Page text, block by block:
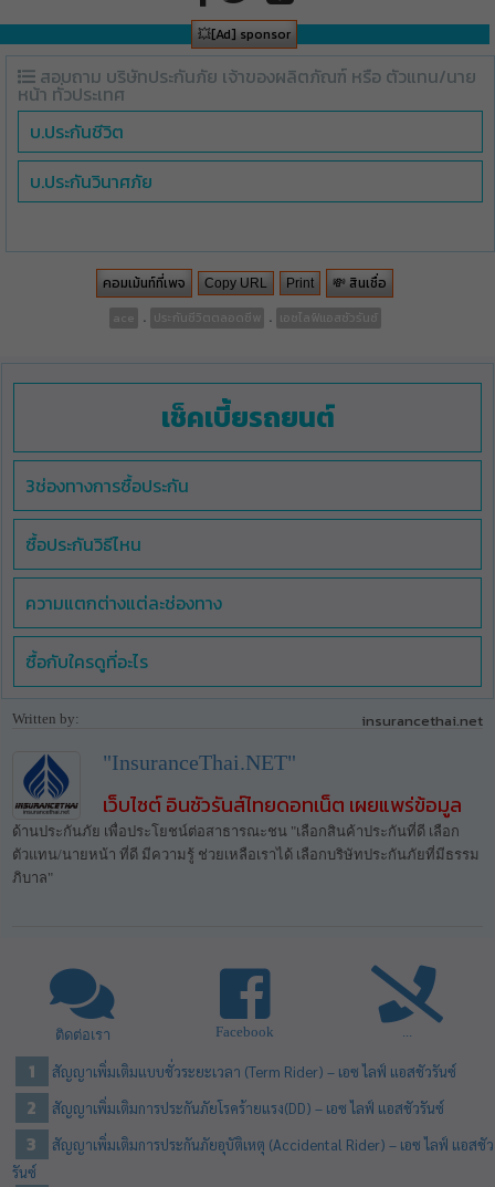
💥[Ad] sponsor
สอบถาม บริษัทประกันภัย เจ้าของผลิตภัณฑ์ หรือ ตัวแทน/นาย
หน้า ทั่วประเทศ
บ.ประกันชีวิต
บ.ประกันวินาศภัย
คอมเม้นท์ที่เพจ Copy URL Print 💸 สินเชื่อ
ace . ประกันชีวิตตลอดชีพ . เอซไลฟ์แอสชัวรันซ์
เช็คเบี้ยรถยนต์
3ช่องทางการซื้อประกัน
ซื้อประกันวิธีไหน
ความแตกต่างแต่ละช่องทาง
ซื้อกับใครดูที่อะไร
Written by: insurancethai.net
"InsuranceThai.NET"
เว็บไซต์ อินชัวรันส์ไทยดอทเน็ต เผยแพร่ข้อมูล
ด้านประกันภัย เพื่อประโยชน์ต่อสาธารณะชน "เลือกสินค้าประกันที่ดี เลือก
ตัวแทน/นายหน้า ที่ดี มีความรู้ ช่วยเหลือเราได้ เลือกบริษัทประกันภัยที่มีธรรม
ภิบาล"
ติดต่อเรา Facebook ...
สัญญาเพิ่มเติมแบบชั่วระยะเวลา (Term Rider) – เอซ ไลฟ์ แอสชัวรันซ์
สัญญาเพิ่มเติมการประกันภัยโรคร้ายแรง(DD) – เอซ ไลฟ์ แอสชัวรันซ์
สัญญาเพิ่มเติมการประกันภัยอุบัติเหตุ (Accidental Rider) – เอซ ไลฟ์ แอสชัว
รันซ์